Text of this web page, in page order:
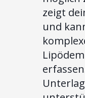
zeigt
und